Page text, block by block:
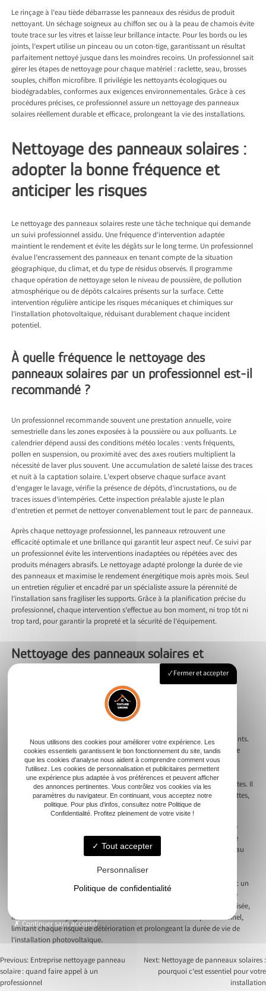
Le rinçage à l’eau tiède débarrasse les panneaux des résidus de produit
nettoyant. Un séchage soigneux au chiffon sec ou à la peau de chamois évite
toute trace sur les vitres et laisse leur brillance intacte. Pour les bords ou les
joints, l’expert utilise un pinceau ou un coton-tige, garantissant un résultat
parfaitement nettoyé jusque dans les moindres recoins. Un professionnel sait
gérer les étapes de nettoyage pour chaque matériel : raclette, seau, brosses
souples, chiffon microfibre. Il privilégie les nettoyants écologiques ou
biodégradables, conformes aux exigences environnementales. Grâce à ces
procédures précises, ce professionnel assure un nettoyage des panneaux
solaires réellement durable et efficace, prolongeant la vie des installations.
Nettoyage des panneaux solaires :
adopter la bonne fréquence et
anticiper les risques
Le nettoyage des panneaux solaires reste une tâche technique qui demande
un suivi professionnel assidu. Une fréquence d’intervention adaptée
maintient le rendement et évite les dégâts sur le long terme. Un professionnel
évalue l’encrassement des panneaux en tenant compte de la situation
géographique, du climat, et du type de résidus observés. Il programme
chaque opération de nettoyage selon le niveau de poussière, de pollution
atmosphérique ou de dépôts calcaires présents sur la surface. Cette
intervention régulière anticipe les risques mécaniques et chimiques sur
l’installation photovoltaïque, réduisant durablement chaque incident
potentiel.
À quelle fréquence le nettoyage des
panneaux solaires par un professionnel est-il
recommandé ?
Un professionnel recommande souvent une prestation annuelle, voire
semestrielle dans les zones exposées à la poussière ou aux polluants. Le
calendrier dépend aussi des conditions météo locales : vents fréquents,
pollen en suspension, ou proximité avec des axes routiers multiplient la
nécessité de laver plus souvent. Une accumulation de saleté laisse des traces
et nuit à la captation solaire. L’expert observe chaque surface avant
d’engager le lavage, vérifie la présence de dépôts, d’incrustations, ou de
traces issues d’intempéries. Cette inspection préalable ajuste le plan
d’entretien et permet de nettoyer convenablement tout le parc de panneaux.
Après chaque nettoyage professionnel, les panneaux retrouvent une
efficacité optimale et une brillance qui garantit leur aspect neuf. Ce suivi par
un professionnel évite les interventions inadaptées ou répétées avec des
produits ménagers abrasifs. Le nettoyage adapté prolonge la durée de vie
des panneaux et maximise le rendement énergétique mois après mois. Seul
un entretien régulier et encadré par un spécialiste assure la pérennité de
l’installation sans fragiliser les supports. Grâce à la planification précise du
professionnel, chaque intervention s’effectue au bon moment, ni trop tôt ni
trop tard, pour garantir la propreté et la sécurité de l’équipement.
Nettoyage des panneaux solaires et
prévention des dommages : comment un
professionnel limite-t-il les incidents ?
Un professionnel identifie chaque source de risque avant de nettoyer. Il
d’infiltration ou de corrosion pour éviter d’aggraver les problèmes existants.
L’utilisation de produits nettoyants appropriés comme le bicarbonate de
soude, le savon de Marseille ou des détartrants naturels protège les
revêtements fragiles. Un expert évite les produits chimiques agressifs
susceptibles d’endommager le silicone ou de laisser des traces persistantes. Il
contrôle la température de l’eau, la compatibilité des lingettes ou serviettes,
et adapte ses gestes pour nettoyer les salissures sans rayer la surface.
Son savoir-faire empêche toute infiltration ou courant de fuite dû à une
mauvaise manipulation d’eau ou de solvants. Il utilise une technique de
lavage progressive, segmentant la surface et évitant la stagnation de l’eau
brillance et la performance des panneaux après chaque aspiration ou
brossage. Il termine chaque opération par un essuyage méticuleux, avec un
chiffon doux et propre, pour garantir l’absence de mauvaises odeurs, de
dépôts de savon ou de traces de séchage. Grâce à cette approche maîtrisée,
il assure un nettoyage des panneaux solaires véritablement professionnel,
limitant chaque risque de détérioration et prolongeant la durée de vie de
l’installation photovoltaïque.
Navigation
Previous: Entreprise nettoyage panneau
solaire : quand faire appel à un
professionnel
Next: Nettoyage de panneaux solaires :
pourquoi c’est essentiel pour votre
installation
Fermer et accepter
Nous utilisons des cookies pour améliorer votre expérience. Les
cookies essentiels garantissent le bon fonctionnement du site, tandis
que les cookies d'analyse nous aident à comprendre comment vous
l'utilisez. Les cookies de personnalisation et publicitaires permettent
une expérience plus adaptée à vos préférences et peuvent afficher
des annonces pertinentes. Vous contrôlez vos cookies via les
paramètres du navigateur. En continuant, vous acceptez notre
politique. Pour plus d'infos, consultez notre Politique de
Confidentialité. Profitez pleinement de votre visite !
Tout accepter
Personnaliser
Politique de confidentialité
Continuer sans accepter